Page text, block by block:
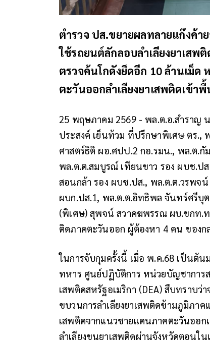
ตำรวจ ปส.ขยายผลทลายแก๊งค้า
ใช้รถยนต์ลักลอบลำเลียงยาเสพ
ตรวจค้นโกดังยึดอีก 10 ล้านเม็ด
ตะวันออกลำเลียงยาเสพติดเข้า
25 พฤษภาคม 2569 - พล.ต.อ.สำราญ
ประสงค์ เย็นท้วม ที่ปรึกษาพิเศษ ตร
ศาสตร์ธิติ ผอ.ศปป.2 กอ.รมน., พล.ต.กั
พล.ต.ต.สมบูรณ์ เทียนขาว รอง ผบช.ป
สอนกล้า รอง ผบช.ปส., พล.ต.ต.วรพ
ผบก.ปส.1, พล.ต.ต.อิทธิพล จันทร์ศรีบุ
(พิเศษ) สุพจน์ สวาคฆพรรณ ผบ.ขกท.ท
ติดภาคตะวันออก ผู้ต้องหา 4 คน ของก
ในการจับกุมครั้งนี้ เมื่อ พ.ค.68 เป็นต้
ทหาร ศูนย์ปฏิบัติการ หน่วยบัญชาการ
เสพติดสหรัฐอเมริกา (DEA) สืบทราบว่
ขบวนการลำเลียงยาเสพติดข้ามภูมิภา
เสพติดจากแนวชายแดนภาคตะวันออก
ลำเลียงขนยาเสพติดผ่านจังหวัดตอนใ